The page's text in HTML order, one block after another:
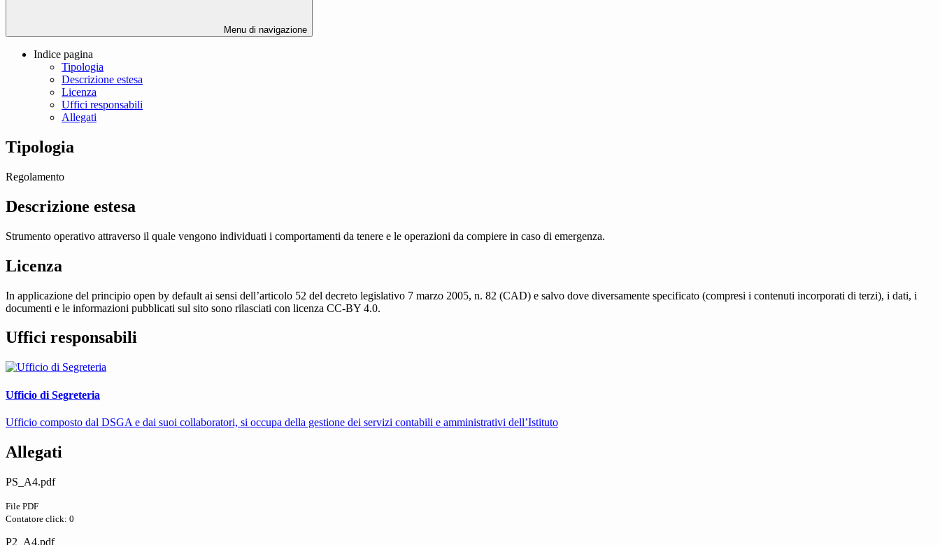
Menu di navigazione
Indice pagina
Tipologia
Descrizione estesa
Licenza
Uffici responsabili
Allegati
Tipologia
Regolamento
Descrizione estesa
Strumento operativo attraverso il quale vengono individuati i comportamenti da tenere e le operazioni da compiere in caso di emergenza.
Licenza
In applicazione del principio open by default ai sensi dell’articolo 52 del decreto legislativo 7 marzo 2005, n. 82 (CAD) e salvo dove diversamente specificato (compresi i contenuti incorporati di terzi), i dati, i
documenti e le informazioni pubblicati sul sito sono rilasciati con licenza CC-BY 4.0.
Uffici responsabili
Ufficio di Segreteria
Ufficio composto dal DSGA e dai suoi collaboratori, si occupa della gestione dei servizi contabili e amministrativi dell’Istituto
Allegati
PS_A4.pdf
File PDF
Contatore click: 0
P2_A4.pdf